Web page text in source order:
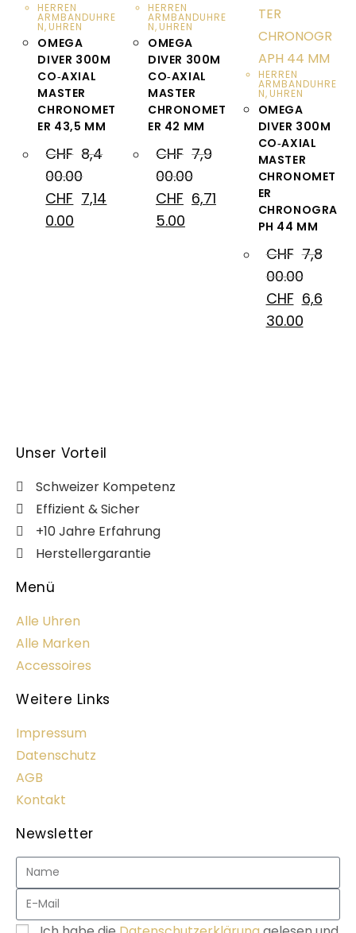
HERREN
ARMBANDUHRE
N, UHREN
OMEGA
DIVER 300M
CO‑AXIAL
MASTER
CHRONOMET
ER 43,5 MM
CHF 8,4
00.00
CHF 7,14
0.00
HERREN
ARMBANDUHRE
N, UHREN
OMEGA
DIVER 300M
CO‑AXIAL
MASTER
CHRONOMET
ER 42 MM
CHF 7,9
00.00
CHF 6,71
5.00
HERREN
ARMBANDUHRE
N, UHREN
OMEGA
DIVER 300M
CO‑AXIAL
MASTER
CHRONOMET
ER
CHRONOGRA
PH 44 MM
CHF 7,8
00.00
CHF 6,6
30.00
Unser Vorteil
Schweizer Kompetenz
Effizient & Sicher
+10 Jahre Erfahrung
Herstellergarantie
Menü
Alle Uhren
Alle Marken
Accessoires
Weitere Links
Impressum
Datenschutz
AGB
Kontakt
Newsletter